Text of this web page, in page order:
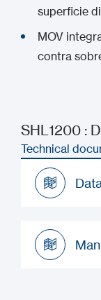
superficie
MOV
contra
SHL1200 :
Technical